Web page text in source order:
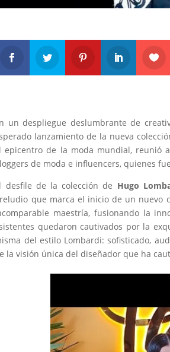
un despliegue deslumbrante de
lanzamiento de la nueva
epicentro de la moda mundial, reunió
de moda e influencers, quienes
desfile de la colección de Hugo
que marca el inicio de un nuevo
maestría, fusionando la
quedaron cautivados por la
del estilo Lombardi: sofisticado,
la visión única del diseñador que ha